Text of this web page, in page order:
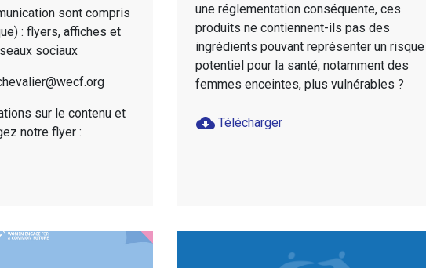
sont compris
: flyers, affiches et
sociaux
sur le contenu et
notre flyer :
une réglementation conséquente, ces
produits ne contiennent-ils pas des
ingrédients pouvant représenter un risque
potentiel pour la santé, notamment des
femmes enceintes, plus vulnérables ?
cloud_download Télécharger